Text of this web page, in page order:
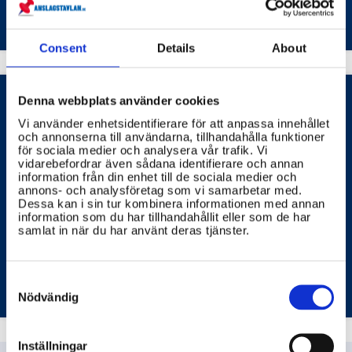
Consent Details About
Denna webbplats använder cookies
Vi använder enhetsidentifierare för att anpassa innehållet
och annonserna till användarna, tillhandahålla funktioner
för sociala medier och analysera vår trafik. Vi
vidarebefordrar även sådana identifierare och annan
information från din enhet till de sociala medier och
annons- och analysföretag som vi samarbetar med.
Dessa kan i sin tur kombinera informationen med annan
information som du har tillhandahållit eller som de har
samlat in när du har använt deras tjänster.
Selection
Nödvändig
Inställningar
fastigheten.
LANTMÄTERIET
När betalar man stämpelskatt?
Stämpelskatt är en statlig skatt som du betalar i
samband med vissa typer av fastighetsaffärer. Den
vanligaste situationen är vid köp av fastighet eller
tomträtt, men det kan även förekomma vid uttag av
inteckning. I vissa undantagsfall kan stämpelskatt